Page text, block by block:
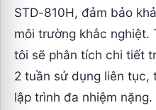
STD-810H, đảm bảo
môi trường khắc nghiệt.
tôi sẽ phân tích chi tiết
2 tuần sử dụng liên tục,
lập trình đa nhiệm